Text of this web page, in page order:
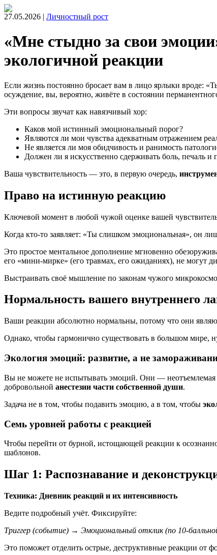
27.05.2026 | Личностный рост
«Мне стыдно за свои
экологичной реакции
Если жизнь постоянно бросает вам в лицо ярлыки вроде:
осуждение, вы, вероятно, живёте в состоянии
Эти вопросы звучат как навязчивый хор:
Каков мой истинный эмоциональный порог?
Являются ли мои чувства адекватным отражением
Не является ли моя обидчивость и ранимость
Должен ли я искусственно сдерживать боль, печаль
Ваша чувствительность — это, в первую очередь,
Право на истинную реакцию
Ключевой момент в любой чужой оценке вашей
Когда кто-то заявляет: «Ты слишком эмоциональная», он
Это простое ментальное дополнение мгновенно
его «мини-мирке» (его травмах, его ожиданиях), не могут
Выстраивать своё мышление по законам чужого
Нормальность вашего внутреннего
Ваши реакции абсолютно нормальны, потому что они
Однако, чтобы гармонично существовать в большом мире,
Экология эмоций: развитие, а не
Вы не можете не испытывать эмоций. Они — неотъемлемая
добровольной анестезии части собственной души.
Задача не в том, чтобы подавить эмоцию, а в том, чтобы
Семь уровней работы с реакцией
Чтобы перейти от бурной, истощающей реакции к
шаблонов.
Шаг 1: Распознавание и
Техника: Дневник реакций и их интенсивность
Ведите подробный учёт. Фиксируйте:
Триггер (событие) → Эмоциональный отклик (по 10-
Это поможет отделить острые, деструктивные реакции от